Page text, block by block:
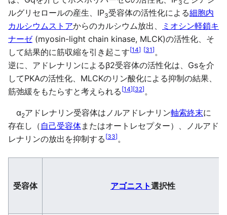
3
ルグリセロールの産生、IP3受容体の活性化による細胞内
カルシウムストアからのカルシウム放出、
ミオシン軽鎖キ
ナーゼ(myosin-light chain kinase, MLCK)の活性化、そ
して結果的に筋収縮を引き起こす[14] [31] 。
逆に、アドレナリンによるβ2受容体の活性化は、Gsを介
してPKAの活性化、MLCKのリン酸化による抑制の結果、
筋弛緩をもたらすと考えられる [14][32] 。
α2アドレナリン受容体はノルアドレナリン軸索終末に
存在し（ 自己受容体またはオートレセプター）、ノルアド
レナリンの放出を抑制する [33] 。
受容体 アゴニスト選択性